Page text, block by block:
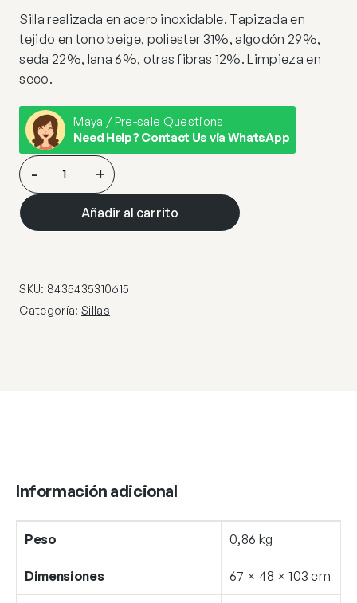
Silla realizada en acero inoxidable. Tapizada en
tejido en tono beige, poliester 31%, algodón 29%,
seda 22%, lana 6%, otras fibras 12%. Limpieza en
seco.
Maya / Pre-sale Questions
Need Help? Contact Us via WhatsApp
SILLA
·BARROQUE·
ACERO
BEIGE
- +
Añadir al carrito
SKU: 8435435310615
Categoría: Sillas
Información adicional
Peso 0,86 kg
Dimensiones 67 × 48 × 103 cm